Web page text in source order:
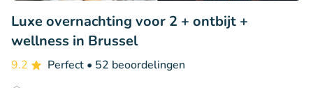
Luxe overnachting voor 2 + ontbijt +
wellness in Brussel
9.2 Perfect • 52 beoordelingen